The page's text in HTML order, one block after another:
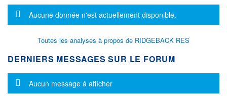
Message d'information
Aucune donnée n'est actuellement disponible.
Toutes les analyses à propos de RIDGEBACK RES
DERNIERS MESSAGES SUR LE FORUM
Message d'information
Aucun message à afficher